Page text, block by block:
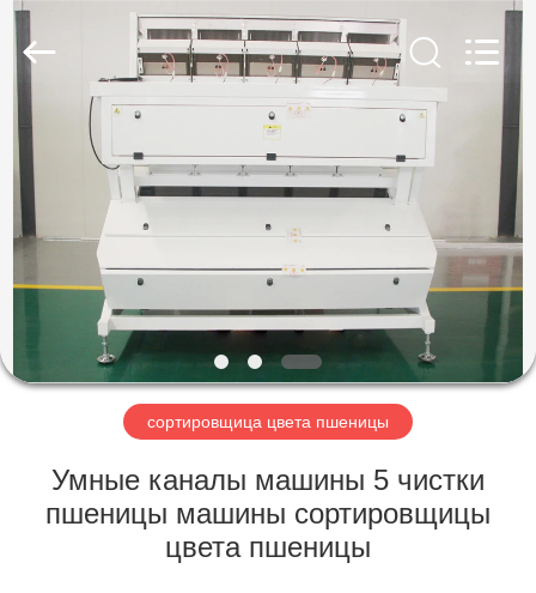
ДОМ
ПРОДУКТЫ
О
НАС
ПУТЕШЕСТВИЕ
ФАБРИКИ
ПРОВЕРКА
КАЧЕСТВА
Hongshi
Optoelectronic
tech
Co.,Ltd.
Rights
сортировщица цвета пшеницы
Умные каналы машины 5 чистки
пшеницы машины сортировщицы
цвета пшеницы